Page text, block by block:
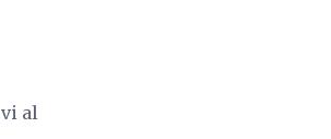
al